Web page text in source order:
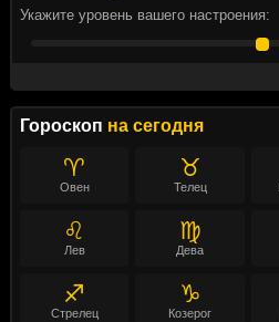
Укажите уровень вашего настроения:
Гороскоп на сегодня
♈
Овен
♉
Телец
♌
Лев
♍
Дева
♐
Стрелец
♑
Козерог